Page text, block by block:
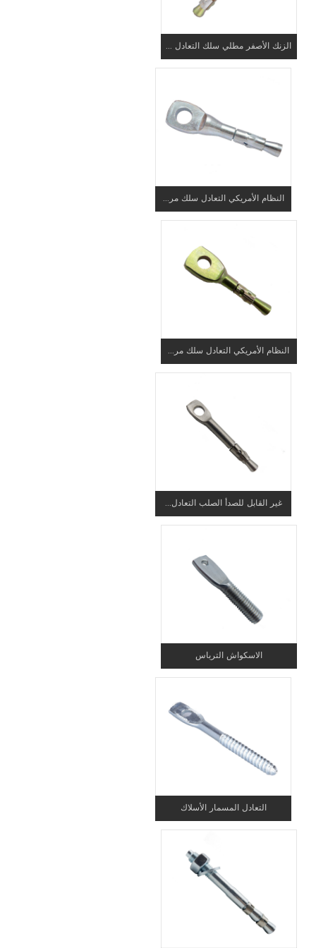
الزنك الأصفر مطلي سلك التعادل ...
النظام الأمريكي التعادل سلك مر...
النظام الأمريكي التعادل سلك مر...
غير القابل للصدأ الصلب التعادل...
الاسكواش الترباس
التعادل المسمار الأسلاك